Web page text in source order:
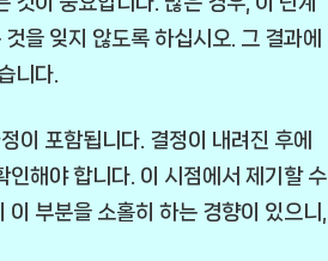
을 잊지 않도록 하십시오. 그 결과에
니다.
이 포함됩니다. 결정이 내려진 후에
인해야 합니다. 이 시점에서 제기할 수
부분을 소홀히 하는 경향이 있으니,